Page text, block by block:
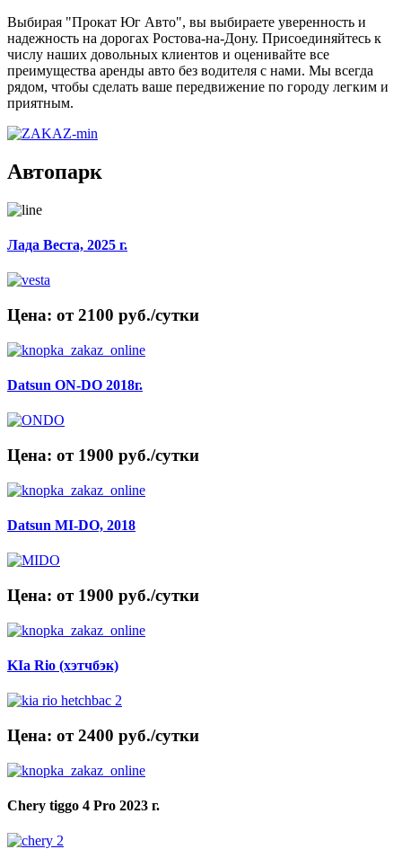
Выбирая "Прокат Юг Авто", вы выбираете уверенность и
надежность на дорогах Ростова-на-Дону. Присоединяйтесь к
числу наших довольных клиентов и оценивайте все
преимущества аренды авто без водителя с нами. Мы всегда
рядом, чтобы сделать ваше передвижение по городу легким и
приятным.
Автопарк
Лада Веста, 2025 г.
Цена: от 2100 руб./сутки
Datsun ON-DO 2018г.
Цена: от 1900 руб./сутки
Datsun MI-DO, 2018
Цена: от 1900 руб./сутки
KIa Rio (хэтчбэк)
Цена: от 2400 руб./сутки
Chery tiggo 4 Pro 2023 г.